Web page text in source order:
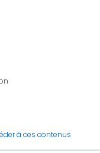
à ces contenus